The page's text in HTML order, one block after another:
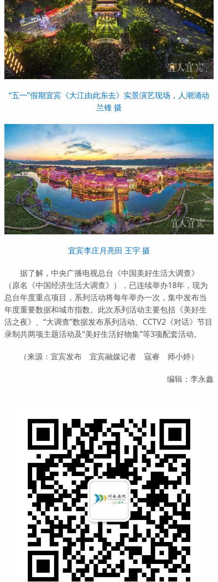
“五一”假期宜宾《大江由此东去》实景演艺现场，人潮涌动
兰锋 摄
宜宾李庄月亮田 王宇 摄
据了解，中央广播电视总台《中国美好生活大调查》
（原名《中国经济生活大调查》），已连续举办18年，现为
总台年度重点项目，系列活动将每年举办一次，集中发布当
年度重要数据和城市指数。此次系列活动主要包括《美好生
活之夜》、“大调查”数据发布系列活动、CCTV2《对话》节目
录制共两项主题活动及“美好生活好物集”等3项配套活动。
（来源：宜宾发布 宜宾融媒记者 寇睿 师小婷）
编辑：李永鑫